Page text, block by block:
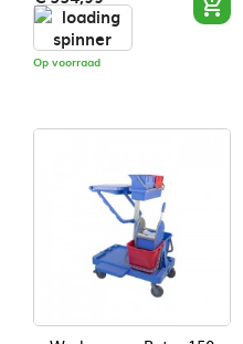
Op voorraad
